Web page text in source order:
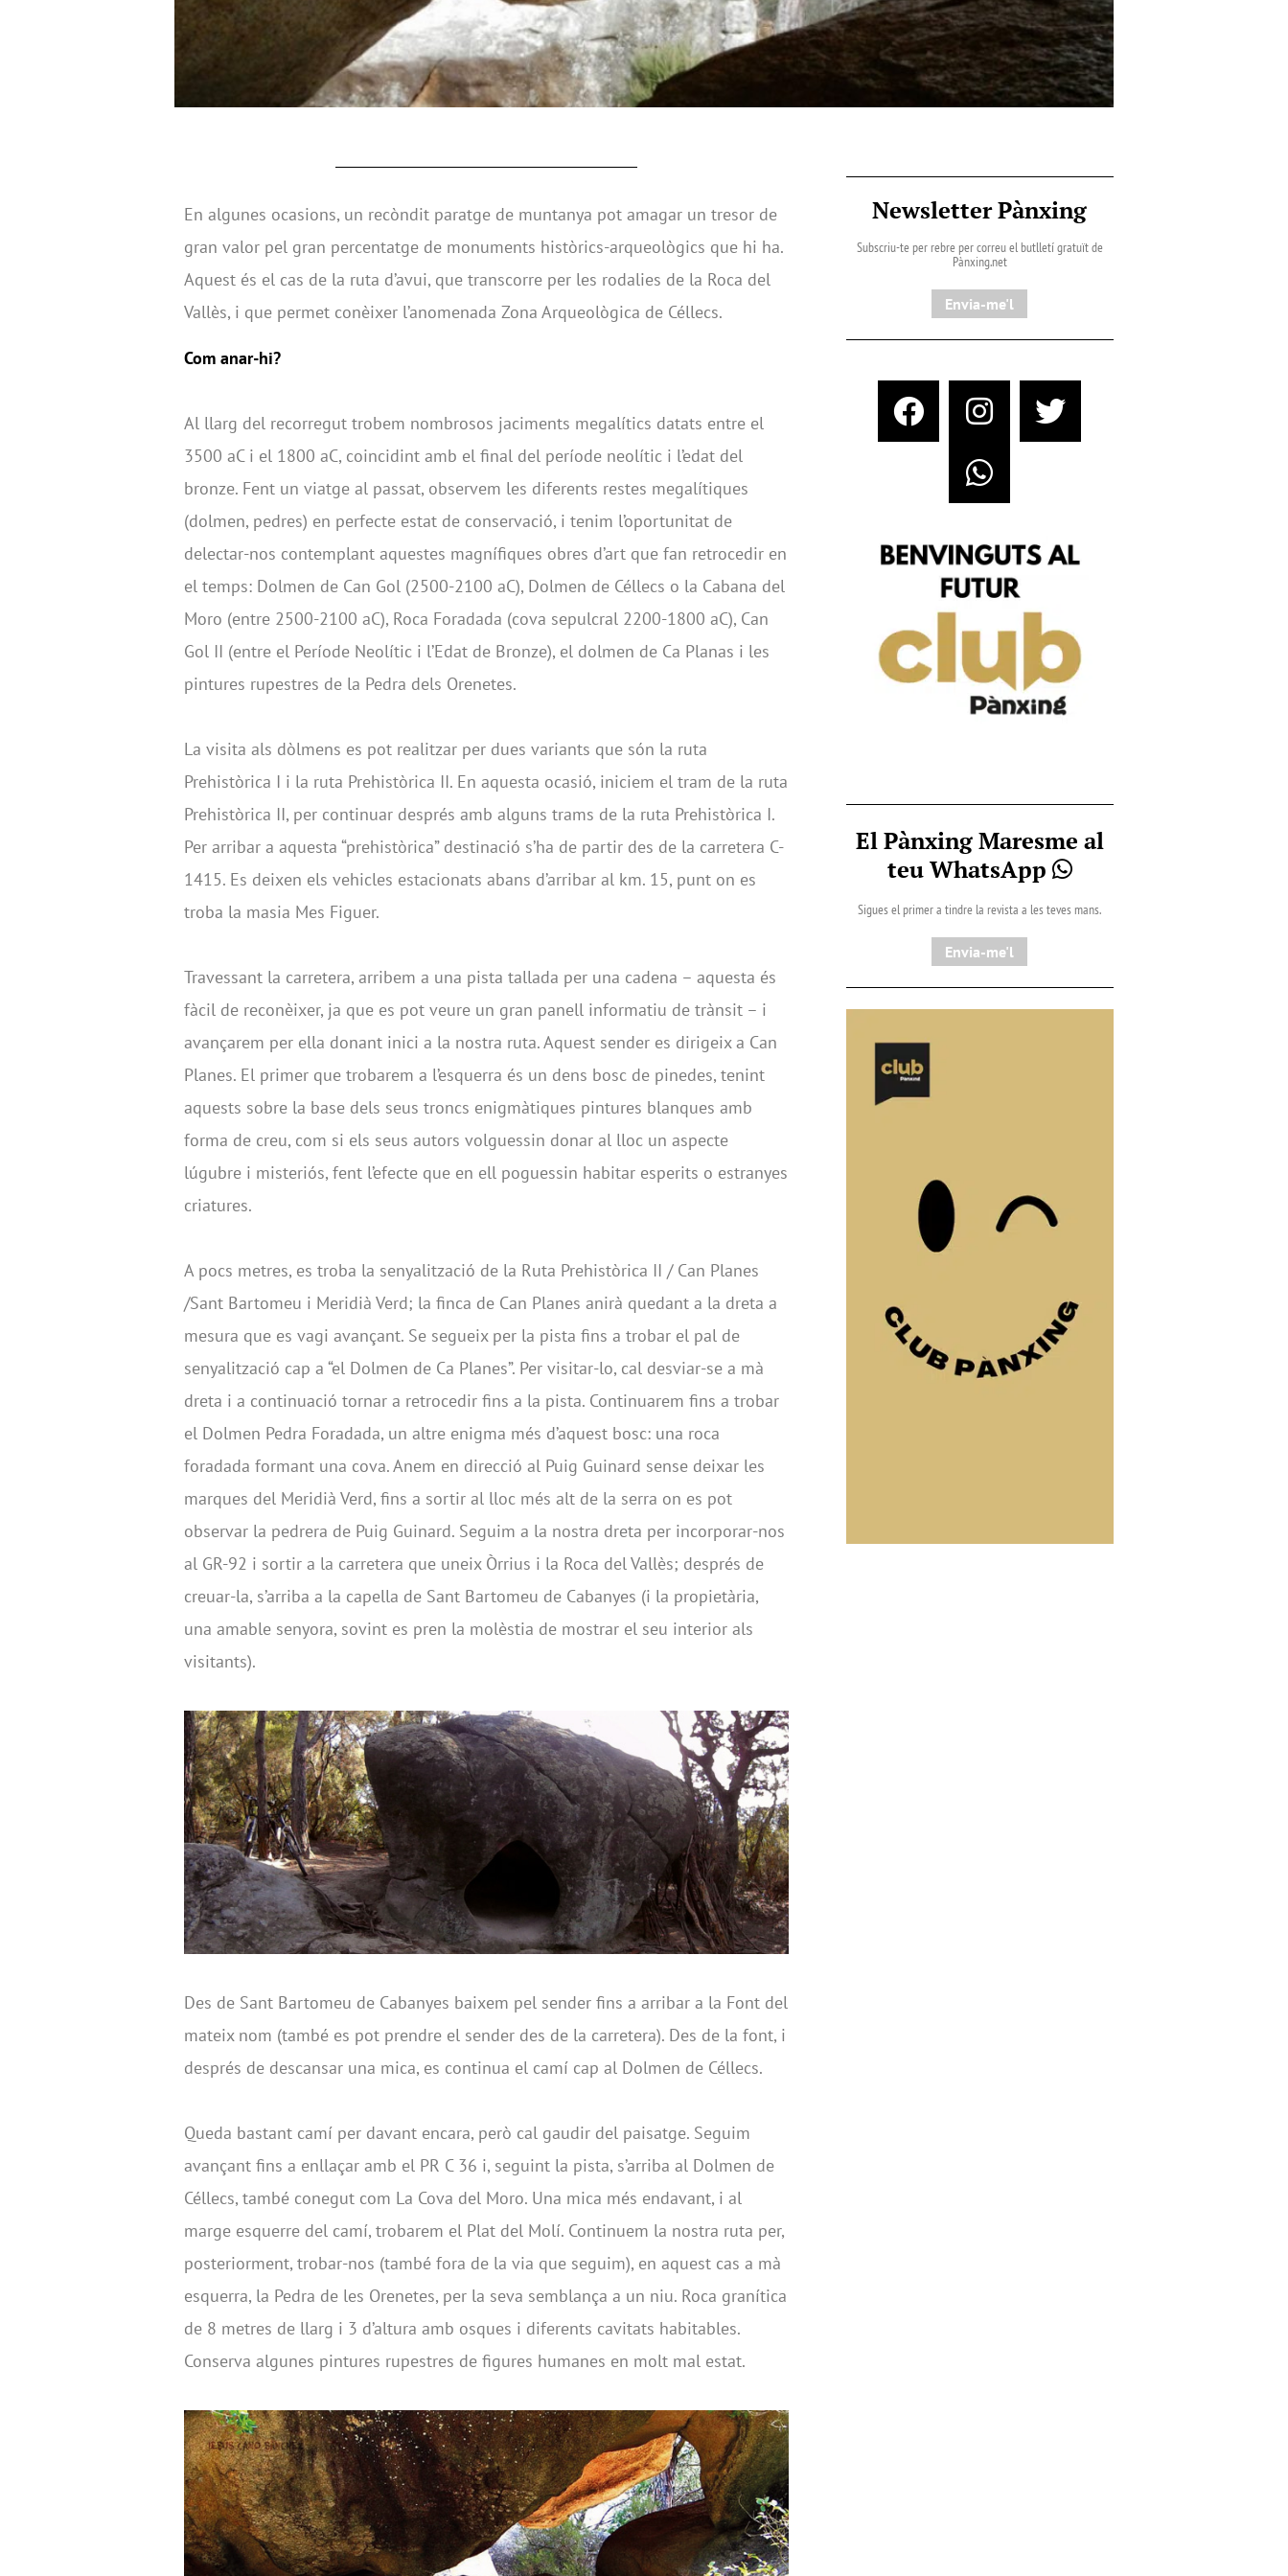
En algunes ocasions, un recòndit paratge de muntanya pot amagar un tresor de
gran valor pel gran percentatge de monuments històrics-arqueològics que hi ha.
Aquest és el cas de la ruta d’avui, que transcorre per les rodalies de la Roca del
Vallès, i que permet conèixer l’anomenada Zona Arqueològica de Céllecs.
Com anar-hi?
Al llarg del recorregut trobem nombrosos jaciments megalítics datats entre el
3500 aC i el 1800 aC, coincidint amb el final del període neolític i l’edat del
bronze. Fent un viatge al passat, observem les diferents restes megalítiques
(dolmen, pedres) en perfecte estat de conservació, i tenim l’oportunitat de
delectar-nos contemplant aquestes magnífiques obres d’art que fan retrocedir en
el temps: Dolmen de Can Gol (2500-2100 aC), Dolmen de Céllecs o la Cabana del
Moro (entre 2500-2100 aC), Roca Foradada (cova sepulcral 2200-1800 aC), Can
Gol II (entre el Període Neolític i l’Edat de Bronze), el dolmen de Ca Planas i les
pintures rupestres de la Pedra dels Orenetes.
La visita als dòlmens es pot realitzar per dues variants que són la ruta
Prehistòrica I i la ruta Prehistòrica II. En aquesta ocasió, iniciem el tram de la ruta
Prehistòrica II, per continuar després amb alguns trams de la ruta Prehistòrica I.
Per arribar a aquesta “prehistòrica” destinació s’ha de partir des de la carretera C-
1415. Es deixen els vehicles estacionats abans d’arribar al km. 15, punt on es
troba la masia Mes Figuer.
Travessant la carretera, arribem a una pista tallada per una cadena – aquesta és
fàcil de reconèixer, ja que es pot veure un gran panell informatiu de trànsit – i
avançarem per ella donant inici a la nostra ruta. Aquest sender es dirigeix a Can
Planes. El primer que trobarem a l’esquerra és un dens bosc de pinedes, tenint
aquests sobre la base dels seus troncs enigmàtiques pintures blanques amb
forma de creu, com si els seus autors volguessin donar al lloc un aspecte
lúgubre i misteriós, fent l’efecte que en ell poguessin habitar esperits o estranyes
criatures.
A pocs metres, es troba la senyalització de la Ruta Prehistòrica II / Can Planes
/Sant Bartomeu i Meridià Verd; la finca de Can Planes anirà quedant a la dreta a
mesura que es vagi avançant. Se segueix per la pista fins a trobar el pal de
senyalització cap a “el Dolmen de Ca Planes”. Per visitar-lo, cal desviar-se a mà
dreta i a continuació tornar a retrocedir fins a la pista. Continuarem fins a trobar
el Dolmen Pedra Foradada, un altre enigma més d’aquest bosc: una roca
foradada formant una cova. Anem en direcció al Puig Guinard sense deixar les
marques del Meridià Verd, fins a sortir al lloc més alt de la serra on es pot
observar la pedrera de Puig Guinard. Seguim a la nostra dreta per incorporar-nos
al GR-92 i sortir a la carretera que uneix Òrrius i la Roca del Vallès; després de
creuar-la, s’arriba a la capella de Sant Bartomeu de Cabanyes (i la propietària,
una amable senyora, sovint es pren la molèstia de mostrar el seu interior als
visitants).
Des de Sant Bartomeu de Cabanyes baixem pel sender fins a arribar a la Font del
mateix nom (també es pot prendre el sender des de la carretera). Des de la font, i
després de descansar una mica, es continua el camí cap al Dolmen de Céllecs.
Queda bastant camí per davant encara, però cal gaudir del paisatge. Seguim
avançant fins a enllaçar amb el PR C 36 i, seguint la pista, s’arriba al Dolmen de
Céllecs, també conegut com La Cova del Moro. Una mica més endavant, i al
marge esquerre del camí, trobarem el Plat del Molí. Continuem la nostra ruta per,
posteriorment, trobar-nos (també fora de la via que seguim), en aquest cas a mà
esquerra, la Pedra de les Orenetes, per la seva semblança a un niu. Roca granítica
de 8 metres de llarg i 3 d’altura amb osques i diferents cavitats habitables.
Conserva algunes pintures rupestres de figures humanes en molt mal estat.
Newsletter Pànxing
Subscriu-te per rebre per correu el butlletí gratuït de
Pànxing.net​
Envia-me'l
El Pànxing Maresme al
teu WhatsApp
Sigues el primer a tindre la revista a les teves mans.
Envia-me'l